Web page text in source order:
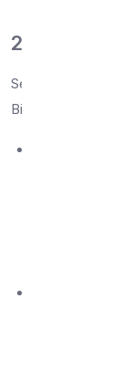
2. Tugas
Setiap pengurus
Bidang
Menyusun
Merancang
rekreatif
Peringatan
aspirasi
Sekolah, Waka